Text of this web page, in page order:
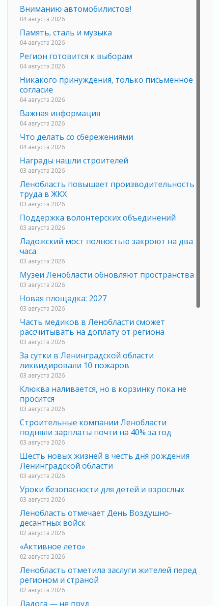
Вниманию автомобилистов!
04 августа 2026
Память, сталь и музыка
04 августа 2026
Регион готовится к выборам
04 августа 2026
Никакого принуждения, только письменное
согласие
04 августа 2026
Важная информация
04 августа 2026
Что делать со сбережениями
04 августа 2026
Награды нашли строителей
03 августа 2026
Ленобласть повышает производительность
труда в ЖКХ
03 августа 2026
Поддержка волонтерских объединений
03 августа 2026
Ладожский мост полностью закроют на два
часа
03 августа 2026
Музеи Ленобласти обновляют пространства
03 августа 2026
Новая площадка: 2027
03 августа 2026
Часть медиков в Ленобласти сможет
рассчитывать на доплату от региона
03 августа 2026
За сутки в Ленинградской области
ликвидировали 10 пожаров
03 августа 2026
Клюква наливается, но в корзинку пока не
просится
03 августа 2026
Строительные компании Ленобласти
подняли зарплаты почти на 40% за год
03 августа 2026
Шесть новых жизней в честь дня рождения
Ленинградской области
03 августа 2026
Уроки безопасности для детей и взрослых
03 августа 2026
Ленобласть отмечает День Воздушно-
десантных войск
02 августа 2026
«Активное лето»
02 августа 2026
Ленобласть отметила заслуги жителей перед
регионом и страной
02 августа 2026
Ладога — не пруд